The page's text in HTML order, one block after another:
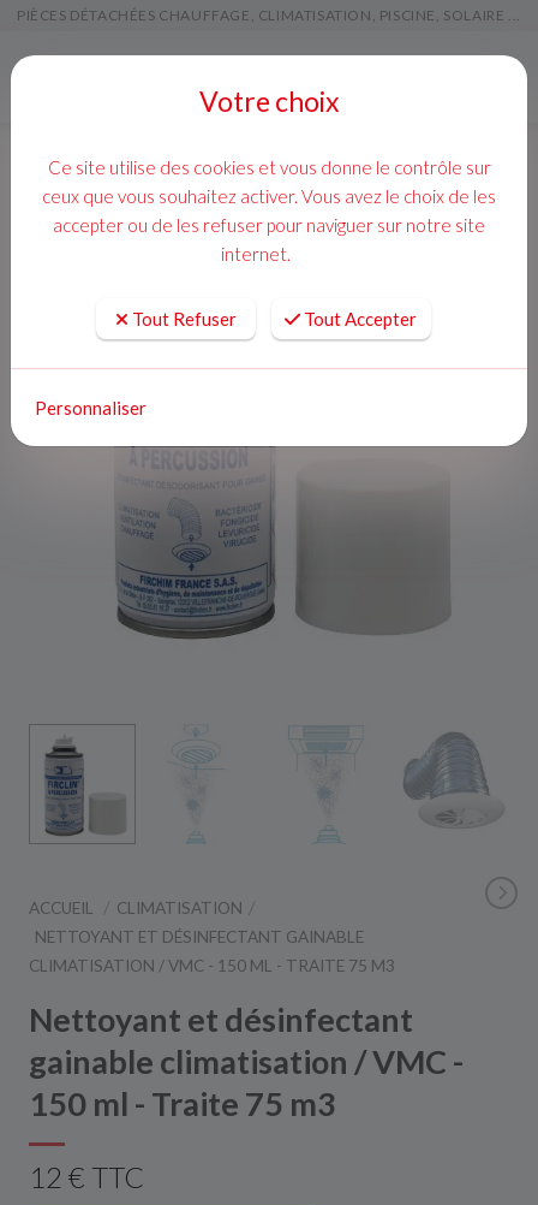
PIÈCES DÉTACHÉES CHAUFFAGE, CLIMATISATION, PISCINE, SOLAIRE ...
ACCUEIL
CLIMATISATION
NETTOYANT ET DÉSINFECTANT GAINABLE
CLIMATISATION / VMC - 150 ML - TRAITE 75 M3
Nettoyant et désinfectant
gainable climatisation / VMC -
150 ml - Traite 75 m3
12 € TTC
Votre choix
Ce site utilise des cookies et vous donne le contrôle sur
ceux que vous souhaitez activer. Vous avez le choix de les
accepter ou de les refuser pour naviguer sur notre site
internet.
Tout Refuser Tout Accepter
Personnaliser